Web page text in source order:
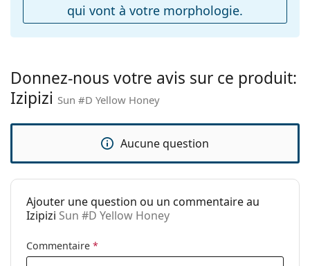
Accessoires
Tissu de
nettoyage:
Non
Unisex
Catégorie:
Lunettes de soleil
Utilisation:
Mode
Oui
qui vont à votre morphologie.
Donnez-nous votre avis sur ce produit:
Izipizi Sun #D Yellow Honey
Aucune question
Ajouter une question ou un commentaire au
Izipizi Sun #D Yellow Honey
Commentaire *